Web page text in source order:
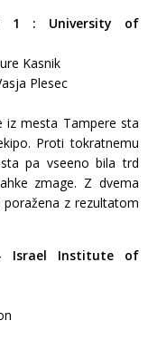
1 : University of
iz mesta Tampere sta
Proti tokratnemu
pa vseeno bila trd
zmage. Z dvema
z rezultatom
Israel Institute of